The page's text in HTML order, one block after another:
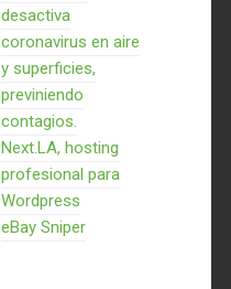
desactiva
coronavirus en aire
y superficies,
previniendo
contagios.
Next.LA, hosting
profesional para
Wordpress
eBay Sniper